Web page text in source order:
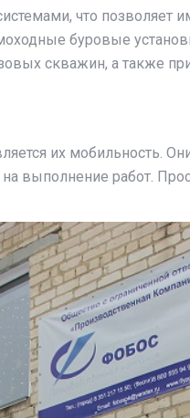
что позволяет
буровые
скважин, а также
их мобильность.
выполнение работ.